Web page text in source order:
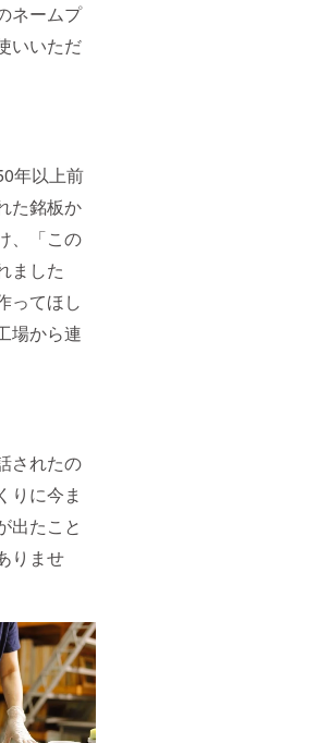
ネームプ
いいただ
年以上前
た銘板か
、「この
ました
ってほし
場から連
されたの
りに今ま
出たこと
りませ